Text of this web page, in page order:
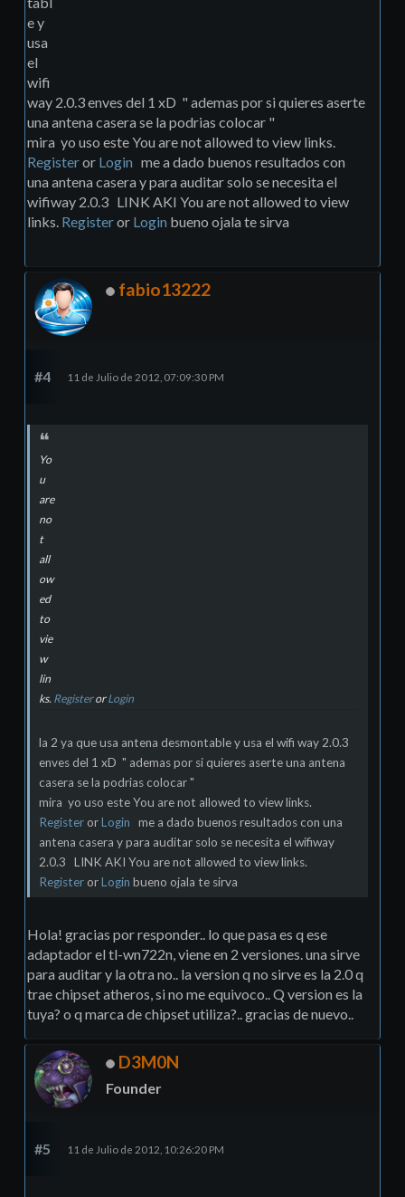
e y
usa
el
wifi
way 2.0.3 enves del 1 xD " ademas por si quieres aserte
una antena casera se la podrias colocar "
mira yo uso este You are not allowed to view links.
Registeror Login me a dado buenos resultados con
una antena casera y para auditar solo se necesita el
wifiway 2.0.3 LINK AKI You are not allowed to view
links. Registeror Login bueno ojala te sirva
fabio13222
#4 11 de Julio de 2012, 07:09:30 PM
Yo
u
are
no
t
all
ow
ed
to
vie
w
lin
ks. RegisterorLogin
la 2 ya que usa antena desmontable y usa el wifi way 2.0.3
enves del 1 xD " ademas por si quieres aserte una antena
casera se la podrias colocar "
mira yo uso este You are not allowed to view links.
RegisterorLogin me a dado buenos resultados con una
antena casera y para auditar solo se necesita el wifiway
2.0.3 LINK AKI You are not allowed to view links.
RegisterorLogin bueno ojala te sirva
Hola! gracias por responder.. lo que pasa es q ese
adaptador el tl-wn722n, viene en 2 versiones. una sirve
para auditar y la otra no.. la version q no sirve es la 2.0 q
trae chipset atheros, si no me equivoco.. Q version es la
tuya? o q marca de chipset utiliza?.. gracias de nuevo..
D3M0N
Founder
#5 11 de Julio de 2012, 10:26:20 PM